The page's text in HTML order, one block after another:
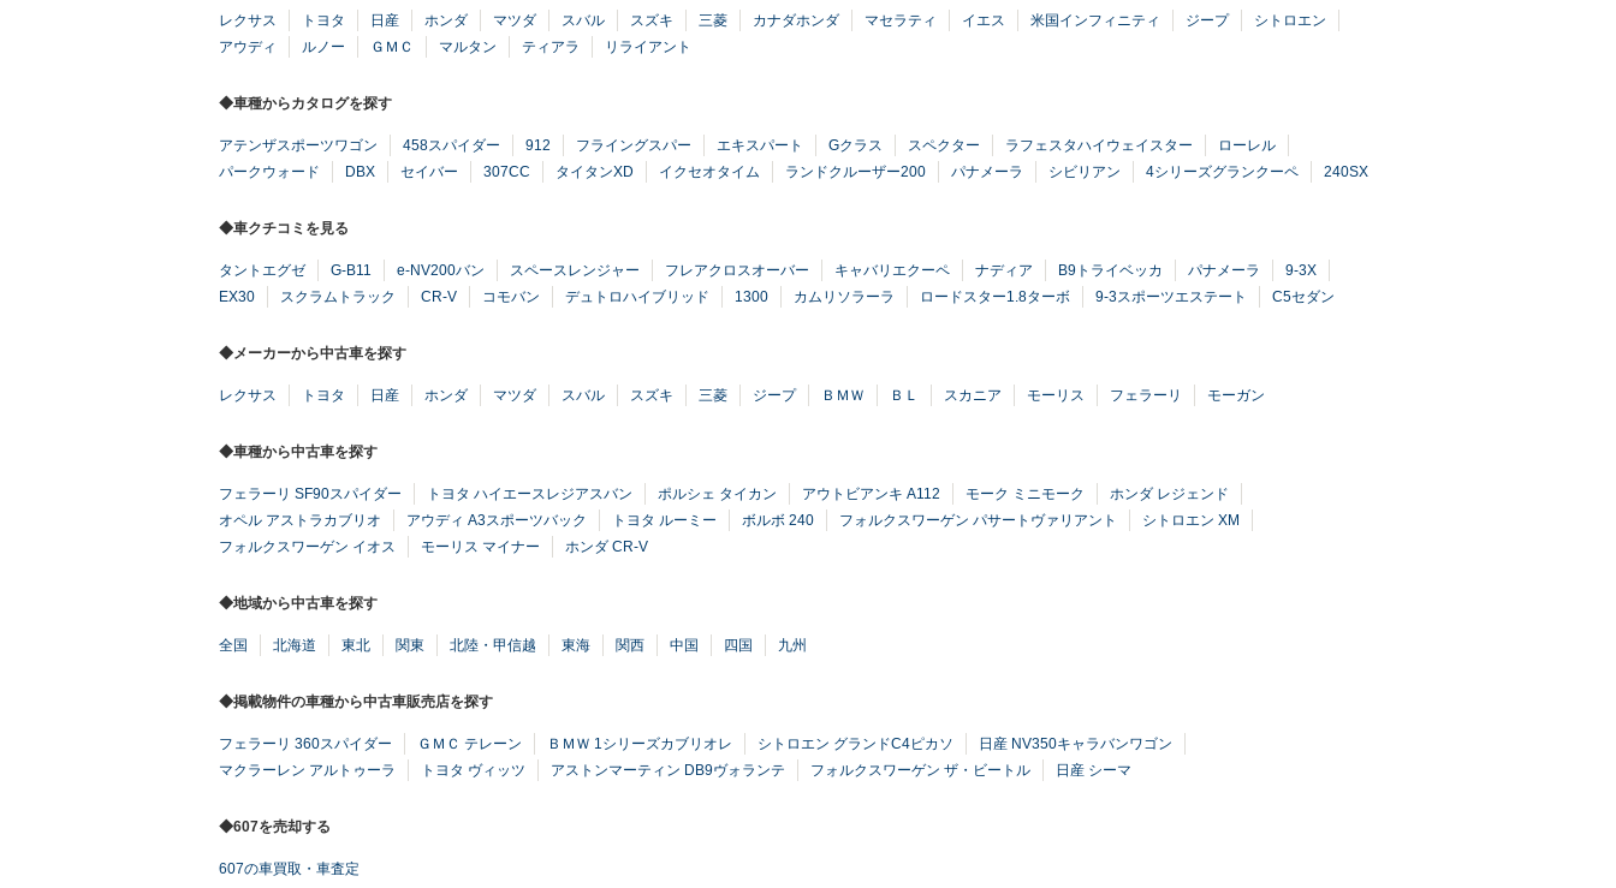
レクサス トヨタ 日産 ホンダ マツダ スバル スズキ 三菱 カナダホンダ マセラティ イエス 米国インフィニティ ジープ
シトロエン
アウディ
ルノー ＧＭＣ マルタン ティアラ リライアント
◆車種からカタログを探す
アテンザスポーツワゴン 458スパイダー 912 フライングスパー エキスパート Gクラス スペクター ラフェスタハイウェイスター
ローレル
パークウォード
DBX セイバー 307CC タイタンXD イクセオタイム ランドクルーザー200 パナメーラ シビリアン 4シリーズグランクーペ 240SX
◆車クチコミを見る
タントエグゼ G-B11 e-NV200バン スペースレンジャー フレアクロスオーバー キャバリエクーペ ナディア B9トライベッカ パナメーラ
9-3X
EX30
スクラムトラック CR-V コモバン デュトロハイブリッド 1300 カムリソラーラ ロードスター1.8ターボ 9-3スポーツエステート C5セダン
◆メーカーから中古車を探す
レクサス トヨタ 日産 ホンダ マツダ スバル スズキ 三菱 ジープ ＢＭＷ ＢＬ スカニア モーリス フェラーリ モーガン
◆車種から中古車を探す
フェラーリ SF90スパイダー トヨタ ハイエースレジアスバン ポルシェ タイカン アウトビアンキ A112 モーク ミニモーク
ホンダ レジェンド
オペル アストラカブリオ
アウディ A3スポーツバック トヨタ ルーミー ボルボ 240 フォルクスワーゲン パサートヴァリアント
シトロエン XM
フォルクスワーゲン イオス
モーリス マイナー ホンダ CR-V
◆地域から中古車を探す
全国 北海道 東北 関東 北陸・甲信越 東海 関西 中国 四国 九州
◆掲載物件の車種から中古車販売店を探す
フェラーリ 360スパイダー ＧＭＣ テレーン ＢＭＷ 1シリーズカブリオレ シトロエン グランドC4ピカソ
日産 NV350キャラバンワゴン
マクラーレン アルトゥーラ
トヨタ ヴィッツ アストンマーティン DB9ヴォランテ フォルクスワーゲン ザ・ビートル 日産 シーマ
◆607を売却する
607の車買取・車査定